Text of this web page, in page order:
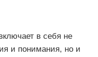
в себя не
и понимания, но и